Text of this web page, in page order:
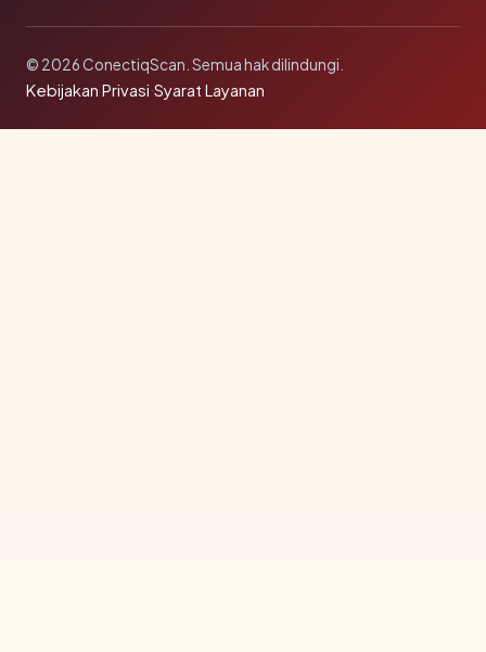
© 2026 ConectiqScan. Semua hak dilindungi.
Kebijakan Privasi·Syarat Layanan